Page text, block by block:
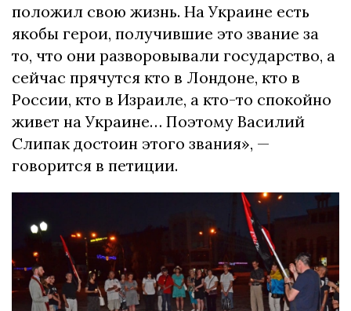
положил свою жизнь. На Украине есть
якобы герои, получившие это звание за
то, что они разворовывали государство, а
сейчас прячутся кто в Лондоне, кто в
России, кто в Израиле, а кто-то спокойно
живет на Украине… Поэтому Василий
Слипак достоин этого звания», —
говорится в петиции.